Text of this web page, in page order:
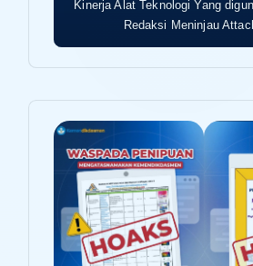
Redaksi Meninjau